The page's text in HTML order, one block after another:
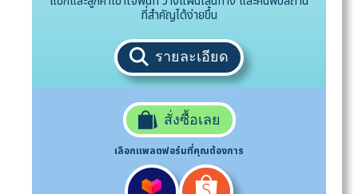
ที่สำคัญได้ง่ายขึ้น
รายละเอียด
สั่งซื้อเลย
เลือกแพลตฟอร์มที่คุณต้องการ